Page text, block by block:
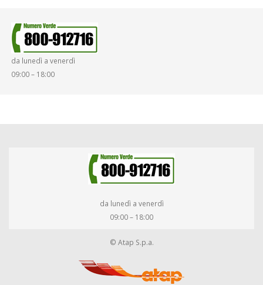
da lunedì a venerdì
09:00 – 18:00
da lunedì a venerdì
09:00 – 18:00
© Atap S.p.a.